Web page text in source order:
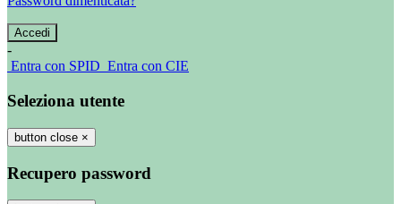
-
Entra con SPID Entra con CIE
Seleziona utente
button close ×
Recupero password